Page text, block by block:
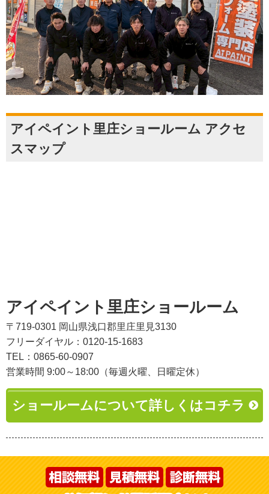
アイペイント里庄ショールーム アクセ
スマップ
アイペイント里庄ショールーム
〒719-0301 岡山県浅口郡里庄里見3130
フリーダイヤル：0120-15-1683
TEL：0865-60-0907
営業時間 9:00～18:00（毎週火曜、日曜定休）
ショールームについて詳しくはコチラ